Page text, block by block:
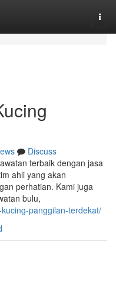
Discuss
terbaik dengan jasa
ahli yang akan
perhatian. Kami juga
bulu,
panggilan-terdekat/